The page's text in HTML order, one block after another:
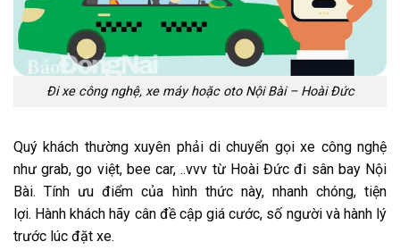
Đi xe công nghệ, xe máy hoặc oto Nội Bài – Hoài Đức
Quý khách thường xuyên phải di chuyển gọi xe công nghệ
như grab, go việt, bee car, ..vvv từ Hoài Đức đi sân bayNội
Bài. Tính ưu điểm của hình thức này, nhanh chóng, tiện
lợi. Hành khách hãy cân đề cậpgiá cước, số người và hành lý
trước lúc đặt xe.